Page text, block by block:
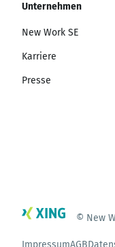
Unternehmen
New Work SE
Karriere
Presse
© New
ImpressumAGB